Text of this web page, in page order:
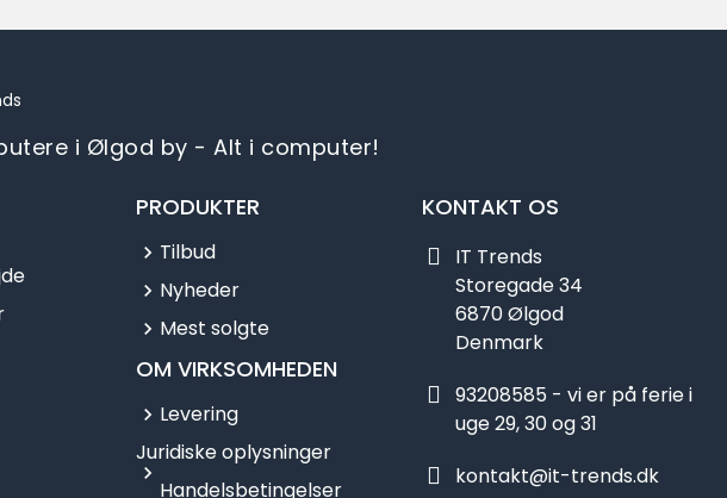
i Ølgod by - Alt i computer!
KONTAKT OS
IT Trends
Storegade 34
6870 Ølgod
Denmark
93208585 - vi er på ferie i
uge 29, 30 og 31
kontakt@it-trends.dk
PRODUKTER
Tilbud
Nyheder
Mest solgte
OM VIRKSOMHEDEN
Levering
Juridiske oplysninger
Handelsbetingelser